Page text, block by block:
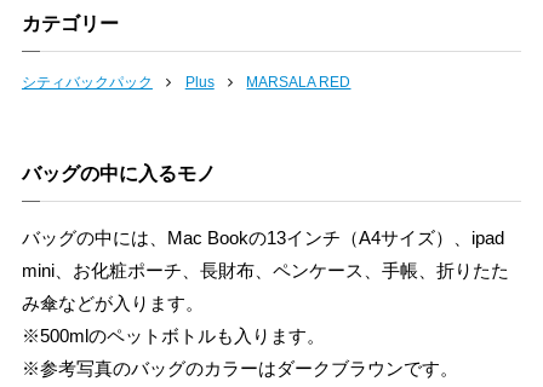
カテゴリー
シティバックパック Plus MARSALA RED
バッグの中に入るモノ
バッグの中には、Mac Bookの13インチ（A4サイズ）、ipad
mini、お化粧ポーチ、長財布、ペンケース、手帳、折りたた
み傘などが入ります。
※500mlのペットボトルも入ります。
※参考写真のバッグのカラーはダークブラウンです。